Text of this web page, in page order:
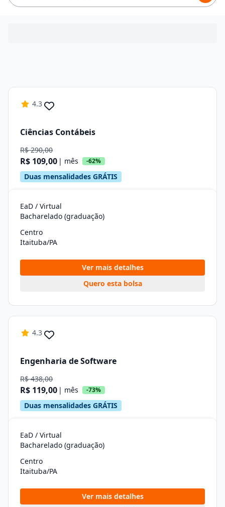
4.3
Ciências Contábeis
R$ 290,00
R$ 109,00 | mês -62%
Duas mensalidades GRÁTIS
EaD / Virtual
Bacharelado (graduação)
Centro
Itaituba/PA
Ver mais detalhes
Quero esta bolsa
4.3
Engenharia de Software
R$ 438,00
R$ 119,00 | mês -73%
Duas mensalidades GRÁTIS
EaD / Virtual
Bacharelado (graduação)
Centro
Itaituba/PA
Ver mais detalhes